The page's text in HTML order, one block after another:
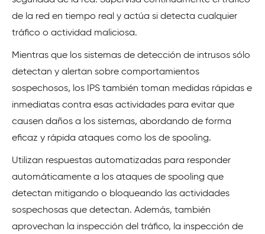
de la red en tiempo real y actúa si detecta cualquier
tráfico o actividad maliciosa.
Mientras que los sistemas de detección de intrusos sólo
detectan y alertan sobre comportamientos
sospechosos, los IPS también toman medidas rápidas e
inmediatas contra esas actividades para evitar que
causen daños a los sistemas, abordando de forma
eficaz y rápida ataques como los de spooling.
Utilizan respuestas automatizadas para responder
automáticamente a los ataques de spooling que
detectan mitigando o bloqueando las actividades
sospechosas que detectan. Además, también
aprovechan la inspección del tráfico, la inspección de